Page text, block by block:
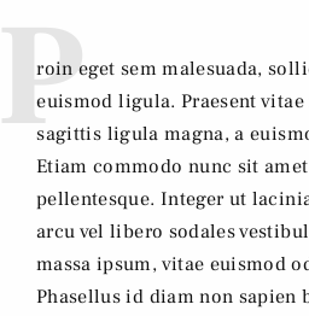
roin eget sem malesuada,
euismod ligula. Praesent
sagittis ligula magna, a
Etiam commodo nunc sit
pellentesque. Integer ut
arcu vel libero sodales
massa ipsum, vitae euismod
Phasellus id diam non sapien